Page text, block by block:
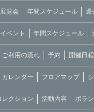
覧会 年間スケジュール 過
ベント 年間スケジュール
ご利用の流れ 予約 開催日程
カレンダー フロアマップ
レクション 活動内容 ボラ